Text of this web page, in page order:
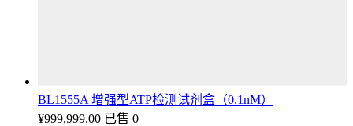
BL1555A 增强型ATP检测试剂盒（0.1nM）
¥999,999.00 已售 0